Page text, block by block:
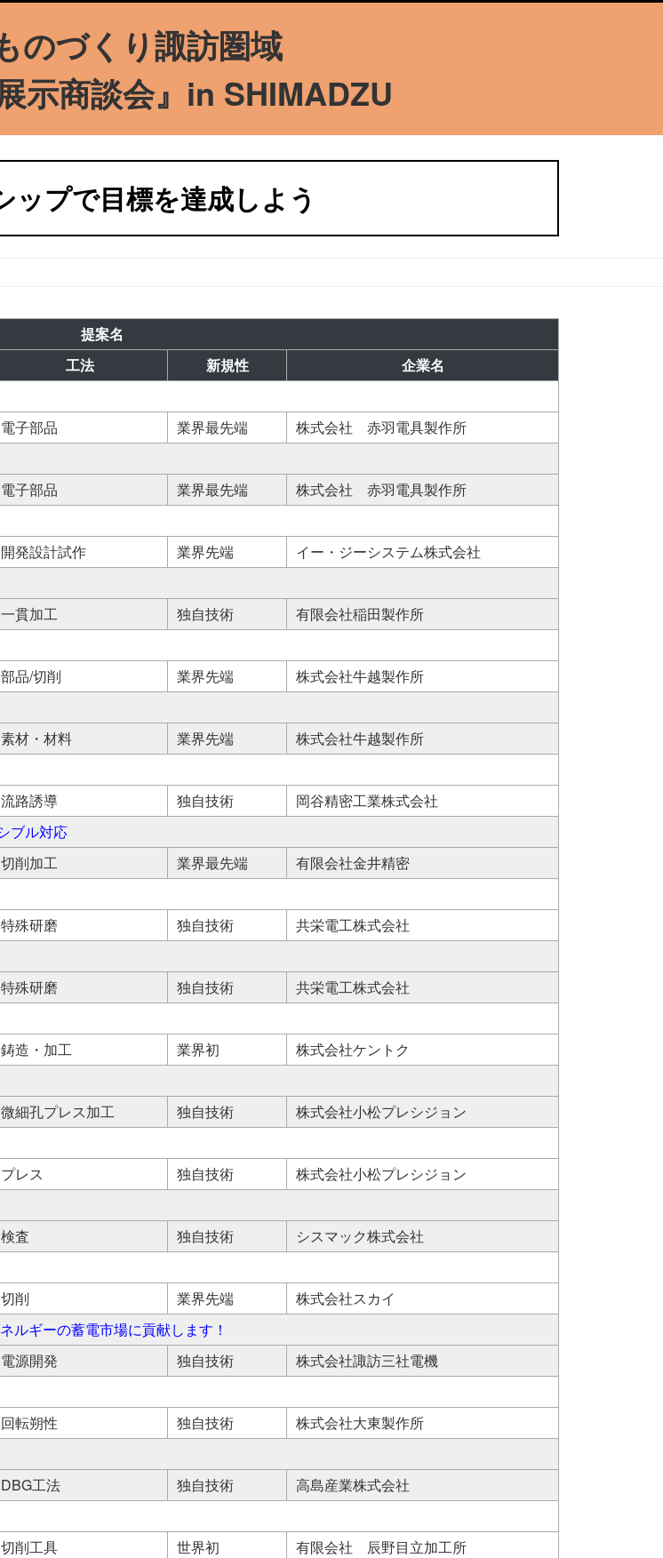
のづくり諏訪圏域
示商談会』 in SHIMADZU
ップで目標を達成しよう
提案名
工法 新規性 企業名
電子部品 業界最先端 株式会社 赤羽電具製作所
電子部品 業界最先端 株式会社 赤羽電具製作所
開発設計試作 業界先端 イー・ジーシステム株式会社
一貫加工 独自技術 有限会社稲田製作所
部品/切削 業界先端 株式会社牛越製作所
素材・材料 業界先端 株式会社牛越製作所
流路誘導 独自技術 岡谷精密工業株式会社
ブル対応
切削加工 業界最先端 有限会社金井精密
特殊研磨 独自技術 共栄電工株式会社
特殊研磨 独自技術 共栄電工株式会社
鋳造・加工 業界初 株式会社ケントク
微細孔プレス加工 独自技術 株式会社小松プレシジョン
プレス 独自技術 株式会社小松プレシジョン
検査 独自技術 シスマック株式会社
切削 業界先端 株式会社スカイ
ルギーの蓄電市場に貢献します！
電源開発 独自技術 株式会社諏訪三社電機
回転朔性 独自技術 株式会社大東製作所
DBG工法 独自技術 高島産業株式会社
切削工具 世界初 有限会社 辰野目立加工所